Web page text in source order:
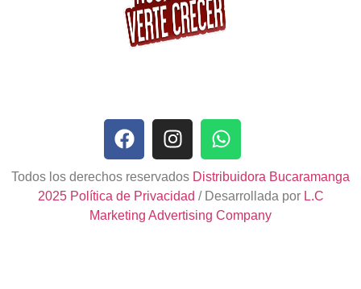
Todos los derechos reservados Distribuidora Bucaramanga
2025Política de Privacidad / Desarrollada porL.C
Marketing Advertising Company